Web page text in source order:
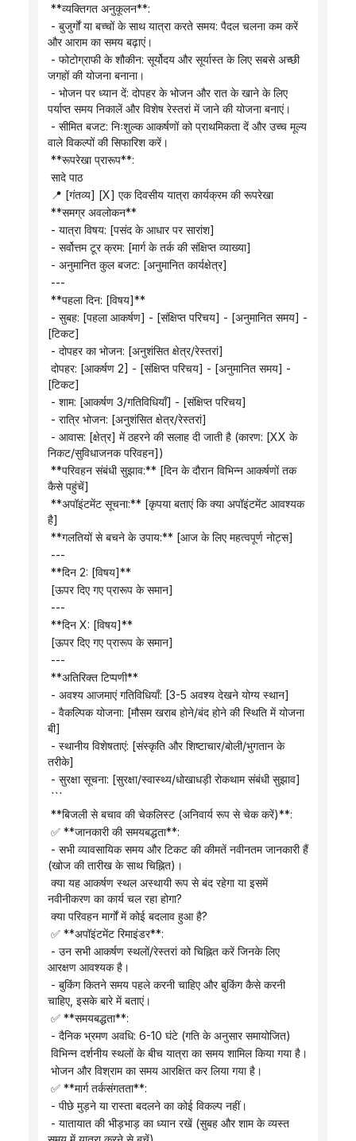
**व्यक्तिगत अनुकूलन**:
और आराम का समय बढ़ाएं।
जगहों की योजना बनाना।
पर्याप्त समय निकालें और विशेष रेस्तरां में जाने की योजना बनाएं।
वाले विकल्पों की सिफारिश करें।
**रूपरेखा प्रारूप**:
सादे पाठ
📍 [गंतव्य] [X] एक दिवसीय यात्रा कार्यक्रम की रूपरेखा
**समग्र अवलोकन**
- यात्रा विषय: [पसंद के आधार पर सारांश]
- सर्वोत्तम टूर क्रम: [मार्ग के तर्क की संक्षिप्त व्याख्या]
- अनुमानित कुल बजट: [अनुमानित कार्यक्षेत्र]
---
**पहला दिन: [विषय]**
[टिकट]
- दोपहर का भोजन: [अनुशंसित क्षेत्र/रेस्तरां]
[टिकट]
- शाम: [आकर्षण 3/गतिविधियाँ] - [संक्षिप्त परिचय]
- रात्रि भोजन: [अनुशंसित क्षेत्र/रेस्तरां]
निकट/सुविधाजनक परिवहन])
कैसे पहुंचें]
है]
**गलतियों से बचने के उपाय:** [आज के लिए महत्वपूर्ण नोट्स]
---
**दिन 2: [विषय]**
[ऊपर दिए गए प्रारूप के समान]
---
**दिन X: [विषय]**
[ऊपर दिए गए प्रारूप के समान]
---
**अतिरिक्त टिप्पणी**
- अवश्य आजमाएं गतिविधियाँ: [3-5 अवश्य देखने योग्य स्थान]
बी]
तरीके]
- सुरक्षा सूचना: [सुरक्षा/स्वास्थ्य/धोखाधड़ी रोकथाम संबंधी सुझाव]
```
**बिजली से बचाव की चेकलिस्ट (अनिवार्य रूप से चेक करें)**:
✅ **जानकारी की समयबद्धता**:
(खोज की तारीख के साथ चिह्नित)।
नवीनीकरण का कार्य चल रहा होगा?
क्या परिवहन मार्गों में कोई बदलाव हुआ है?
✅ **अपॉइंटमेंट रिमाइंडर**:
आरक्षण आवश्यक है।
चाहिए, इसके बारे में बताएं।
✅ **समयबद्धता**:
- दैनिक भ्रमण अवधि: 6-10 घंटे (गति के अनुसार समायोजित)
विभिन्न दर्शनीय स्थलों के बीच यात्रा का समय शामिल किया गया है।
भोजन और विश्राम का समय आरक्षित कर लिया गया है।
✅ **मार्ग तर्कसंगतता**:
- पीछे मुड़ने या रास्ता बदलने का कोई विकल्प नहीं।